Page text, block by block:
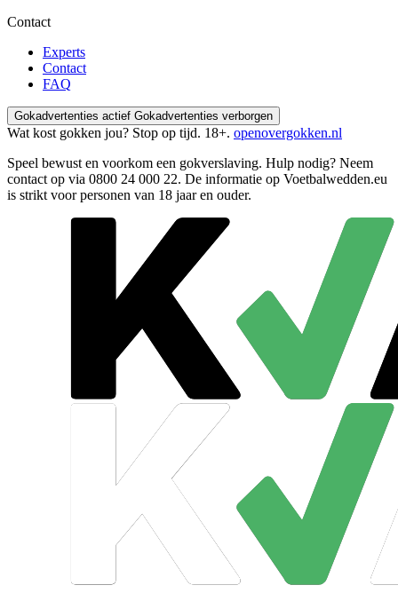
Contact
Experts
Contact
FAQ
Gokadvertenties actief Gokadvertenties verborgen
Wat kost gokken jou? Stop op tijd. 18+. openovergokken.nl
Speel bewust en voorkom een gokverslaving. Hulp nodig? Neem
contact op via 0800 24 000 22. De informatie op Voetbalwedden.eu
is strikt voor personen van 18 jaar en ouder.